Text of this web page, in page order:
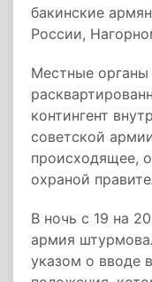
бакинские
России,
Местные органы
контингент
советской
происходящее,
охраной
В ночь с 19 на
армия
указом о вводе